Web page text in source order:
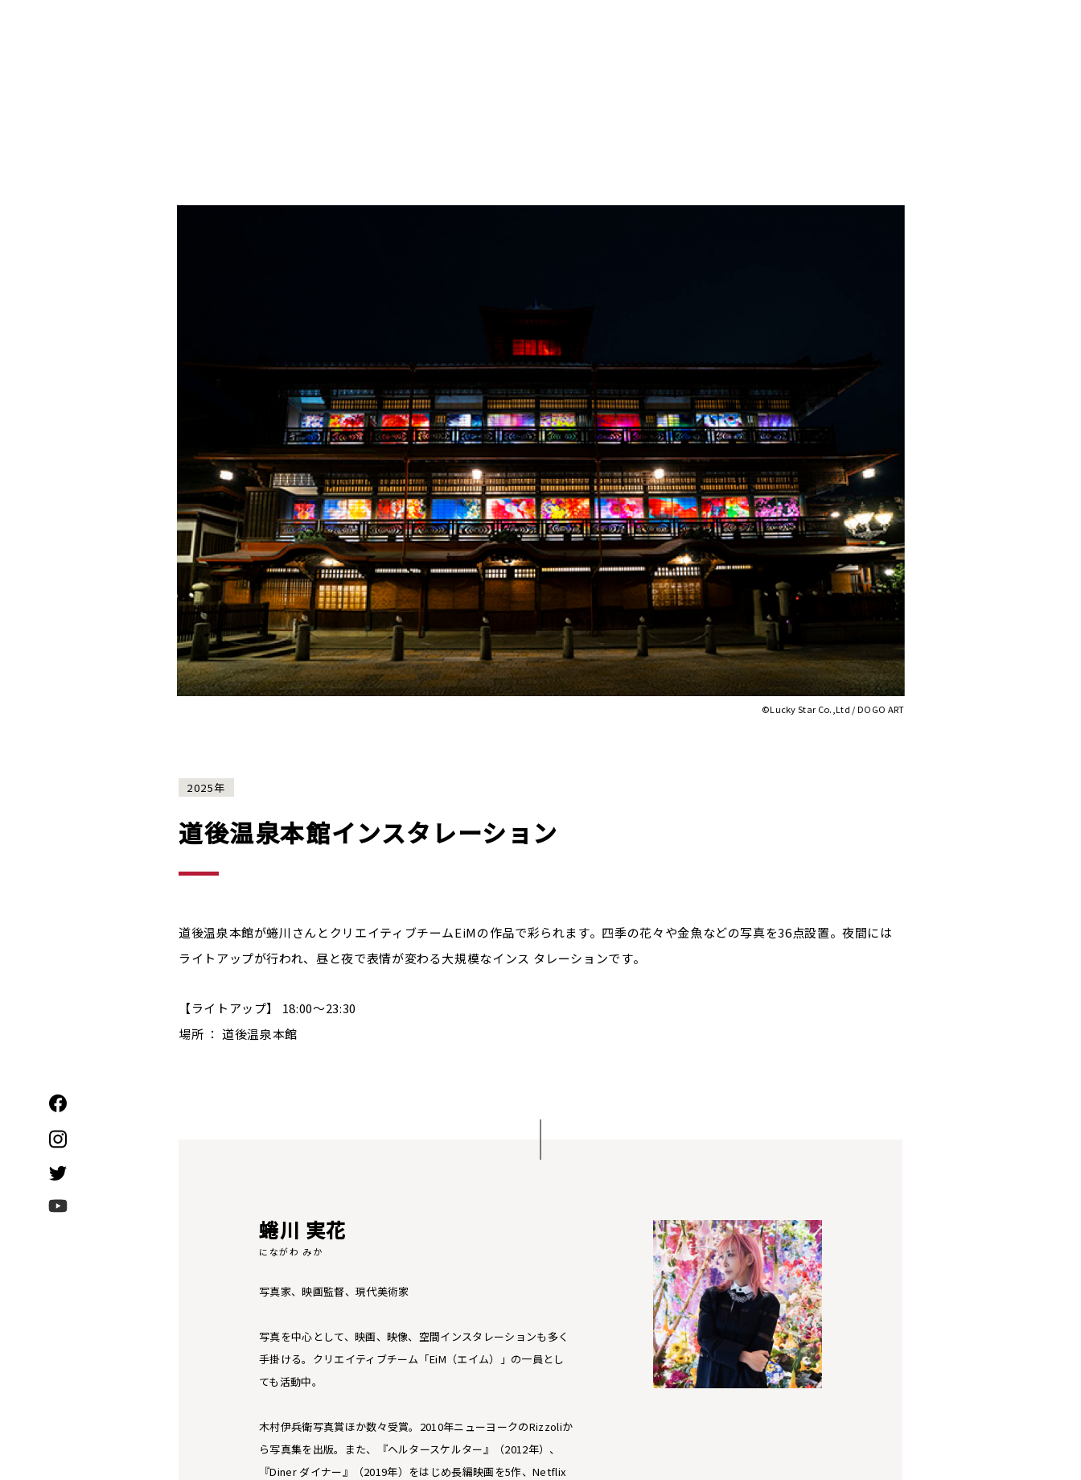
©Lucky Star Co.,Ltd / DOGO ART
2025年
道後温泉本館インスタレーション
道後温泉本館が蜷川さんとクリエイティブチームEiMの作品で彩られます。四季の花々や金魚などの写真を36点設置。夜間には
ライトアップが行われ、昼と夜で表情が変わる大規模なインス タレーションです。
【ライトアップ】 18:00～23:30
場所 ： 道後温泉本館
蜷川 実花
にながわ みか
写真家、映画監督、現代美術家
写真を中心として、映画、映像、空間インスタレーションも多く
手掛ける。クリエイティブチーム「EiM（エイム）」の一員とし
ても活動中。
木村伊兵衛写真賞ほか数々受賞。2010年ニューヨークのRizzoliか
ら写真集を出版。また、『ヘルタースケルター』（2012年）、
『Diner ダイナー』（2019年）をはじめ長編映画を5作、Netflix